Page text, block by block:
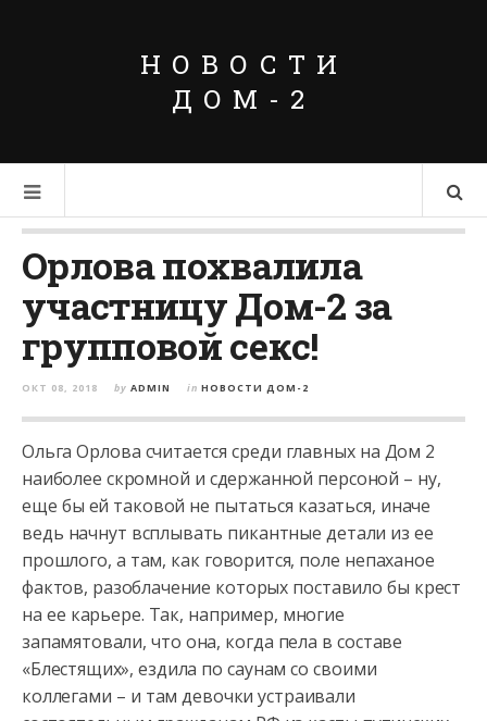
НОВОСТИ
ДОМ-2
Орлова похвалила
участницу Дом-2 за
групповой секс!
ОКТ 08, 2018 by ADMIN in НОВОСТИ ДОМ-2
Ольга Орлова считается среди главных на Дом 2
наиболее скромной и сдержанной персоной – ну,
еще бы ей таковой не пытаться казаться, иначе
ведь начнут всплывать пикантные детали из ее
прошлого, а там, как говорится, поле непаханое
фактов, разоблачение которых поставило бы крест
на ее карьере. Так, например, многие
запамятовали, что она, когда пела в составе
«Блестящих», ездила по саунам со своими
коллегами – и там девочки устраивали